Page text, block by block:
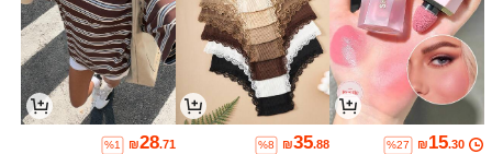
₪15.30
%27
₪35.88
%8
₪28.71
%1